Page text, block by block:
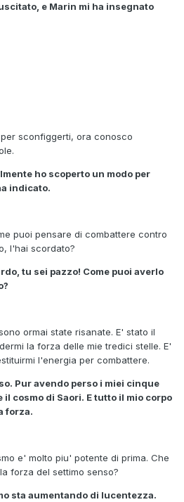
e Marin mi ha insegnato
sconfiggerti, ora conosco
ho scoperto un modo per
indicato.
puoi pensare di combattere contro
l'hai scordato?
tu sei pazzo! Come puoi averlo
ormai state risanate. E' stato il
la forza delle mie tredici stelle. E'
l'energia per combattere.
Pur avendo perso i miei cinque
cosmo di Saori. E tutto il mio corpo
forza.
e' molto piu' potente di prima. Che
forza del settimo senso?
sta aumentando di lucentezza.